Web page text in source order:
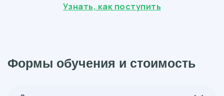
Узнать, как поступить
Формы обучения и стоимость